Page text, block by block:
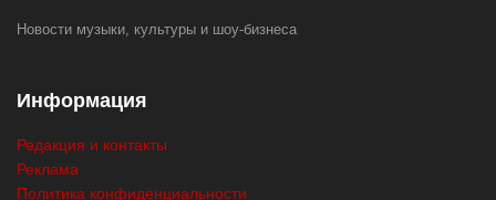
Новости музыки, культуры и шоу-бизнеса
Информация
Редакция и контакты
Реклама
Политика конфиденциальности